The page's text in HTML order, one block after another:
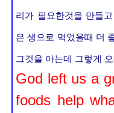
리가 필요한것을 만들
은 생으로 먹었을때 더
그것을 아는데 그렇게
God left us a
foods help